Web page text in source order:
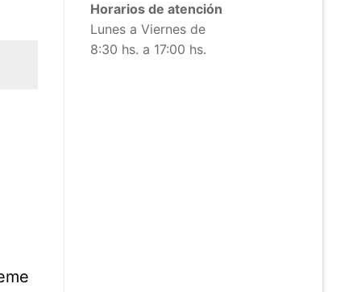
Horarios de atención
Lunes a Viernes de
8:30 hs. a 17:00 hs.